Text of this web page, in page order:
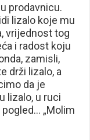
prodavnicu.
lizalo koje mu
vrijednost tog
i radost koju
zamisli,
drži lizalo, a
da je
lizalo, u ruci
„Molim